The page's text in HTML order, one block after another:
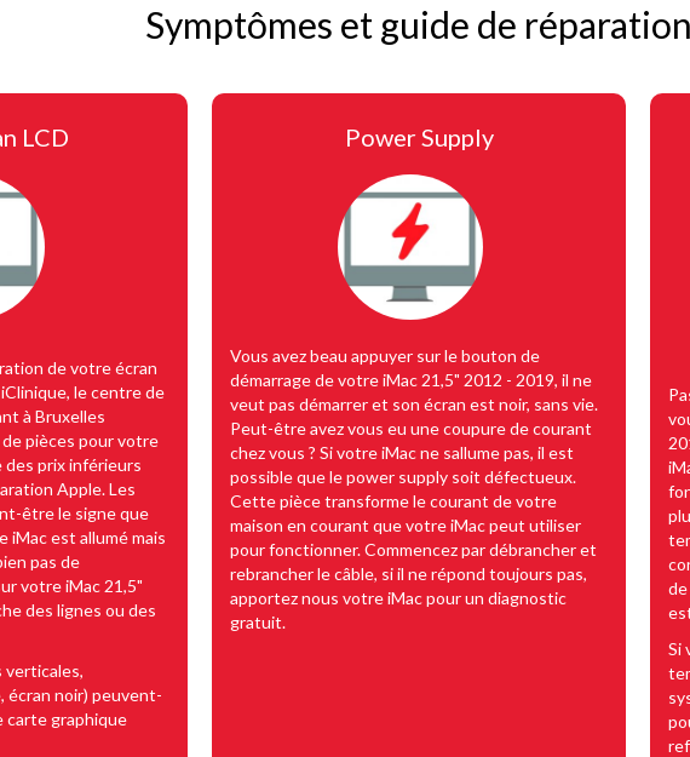
Symptômes et guide de réparation
LCD
de votre écran
le centre de
à Bruxelles
pièces pour votre
des prix inférieurs
Apple. Les
être le signe que
iMac est allumé mais
pas de
votre iMac 21,5"
des lignes ou des
verticales,
écran noir) peuvent-
carte graphique
Power Supply
Vous avez beau appuyer sur le bouton de
démarrage de votre iMac 21,5" 2012 - 2019, il ne
veut pas démarrer et son écran est noir, sans vie.
Peut-être avez vous eu une coupure de courant
chez vous ? Si votre iMac ne sallume pas, il est
possible que le power supply soit défectueux.
Cette pièce transforme le courant de votre
maison en courant que votre iMac peut utiliser
pour fonctionner. Commencez par débrancher et
rebrancher le câble, si il ne répond toujours pas,
apportez nous votre iMac pour un diagnostic
gratuit.
Si